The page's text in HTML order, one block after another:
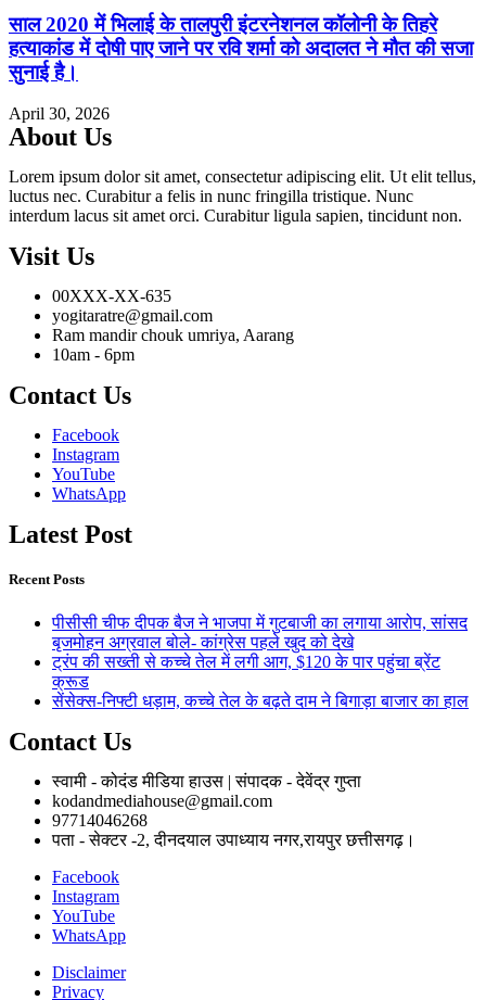
साल 2020 में भिलाई के तालपुरी इंटरनेशनल कॉलोनी के तिहरे
हत्याकांड में दोषी पाए जाने पर रवि शर्मा को अदालत ने मौत की सजा
सुनाई है।
April 30, 2026
About Us
Lorem ipsum dolor sit amet, consectetur adipiscing elit. Ut elit tellus,
luctus nec. Curabitur a felis in nunc fringilla tristique. Nunc
interdum lacus sit amet orci. Curabitur ligula sapien, tincidunt non.
Visit Us
00XXX-XX-635
yogitaratre@gmail.com
Ram mandir chouk umriya, Aarang
10am - 6pm
Contact Us
Facebook
Instagram
YouTube
WhatsApp
Latest Post
Recent Posts
पीसीसी चीफ दीपक बैज ने भाजपा में गुटबाजी का लगाया आरोप, सांसद
बृजमोहन अग्रवाल बोले- कांग्रेस पहले खुद को देखे
ट्रंप की सख्ती से कच्चे तेल में लगी आग, $120 के पार पहुंचा ब्रेंट
क्रूड
सेंसेक्स-निफ्टी धड़ाम, कच्चे तेल के बढ़ते दाम ने बिगाड़ा बाजार का हाल
Contact Us
स्वामी - कोदंड मीडिया हाउस | संपादक - देवेंद्र गुप्ता
kodandmediahouse@gmail.com
97714046268
पता - सेक्टर -2, दीनदयाल उपाध्याय नगर,रायपुर छत्तीसगढ़।
Facebook
Instagram
YouTube
WhatsApp
Disclaimer
Privacy